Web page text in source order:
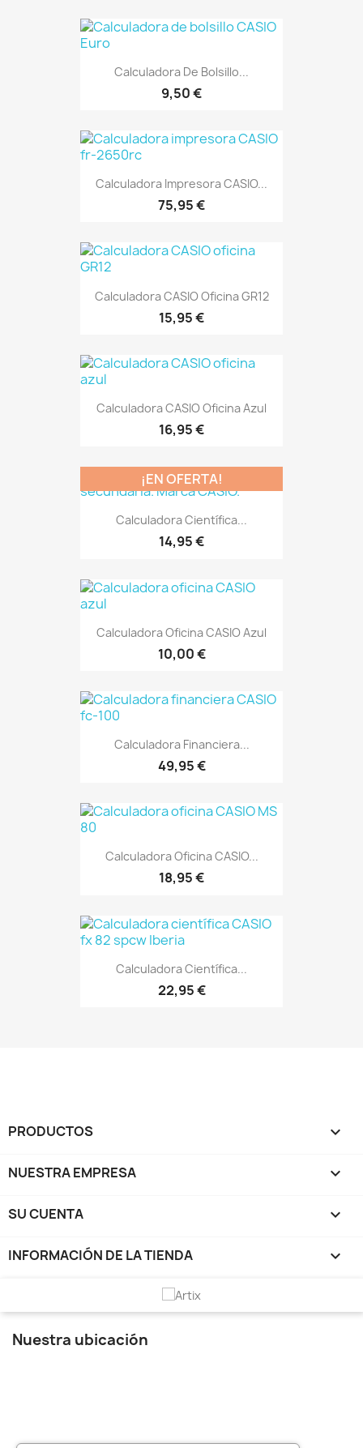
Calculadora De Bolsillo...
9,50 €
Calculadora Impresora CASIO...
75,95 €
Calculadora CASIO Oficina GR12
15,95 €
Calculadora CASIO Oficina Azul
16,95 €
Calculadora Científica...
14,95 €
¡EN OFERTA!
Calculadora Oficina CASIO Azul
10,00 €
Calculadora Financiera...
49,95 €
Calculadora Oficina CASIO...
18,95 €
Calculadora Científica...
22,95 €
PRODUCTOS 
NUESTRA EMPRESA 
SU CUENTA 
INFORMACIÓN DE LA TIENDA keyboard_arrow_down
Nuestra ubicación